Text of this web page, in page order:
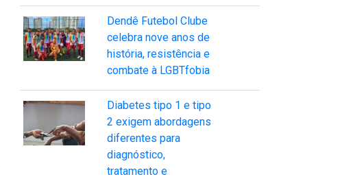
Dendê Futebol Clube
celebra nove anos de
história, resistência e
combate à LGBTfobia
Diabetes tipo 1 e tipo
2 exigem abordagens
diferentes para
diagnóstico,
tratamento e